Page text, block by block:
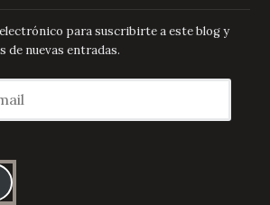
para suscribirte a este blog y
nuevas entradas.